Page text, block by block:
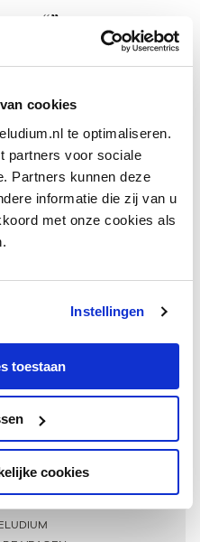
cookies
te optimaliseren.
partners voor sociale
Partners kunnen deze
informatie die zij van u
met onze cookies als
Instellingen
toestaan
cookies
voor “”.